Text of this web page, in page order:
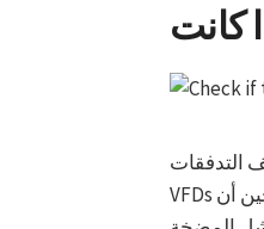
التدفقات.
VFDs يمكن تغيير منحنى المضخة مع تنظيم السرعة. في حين أن VFDs مفيدة بطرق عديدة ، إلا أنها تأتي مع